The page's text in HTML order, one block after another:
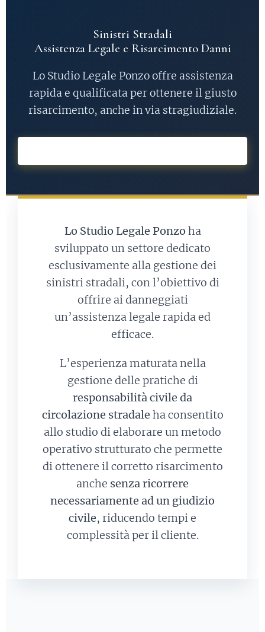
Sinistri Stradali
Assistenza Legale e Risarcimento Danni
Lo Studio Legale Ponzo offre assistenza
rapida e qualificata per ottenere il giusto
risarcimento, anche in via stragiudiziale.
Lo Studio Legale Ponzo ha
sviluppato un settore dedicato
esclusivamente alla gestione dei
sinistri stradali, con l’obiettivo di
offrire ai danneggiati
un’assistenza legale rapida ed
efficace.
L’esperienza maturata nella
gestione delle pratiche di
responsabilità civile da
circolazione stradale ha consentito
allo studio di elaborare un metodo
operativo strutturato che permette
di ottenere il corretto risarcimento
anche senza ricorrere
necessariamente ad un giudizio
civile, riducendo tempi e
complessità per il cliente.